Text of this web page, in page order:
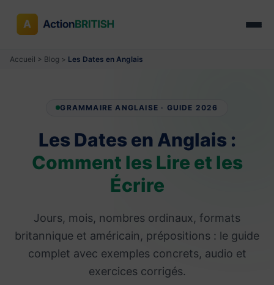
Accueil > Blog > Les Dates en Anglais
GRAMMAIRE ANGLAISE · GUIDE 2026
Les Dates en Anglais :
Comment les Lire et les
Écrire
Jours, mois, nombres ordinaux, formats
britannique et américain, prépositions : le guide
complet avec exemples concrets, audio et
exercices corrigés.